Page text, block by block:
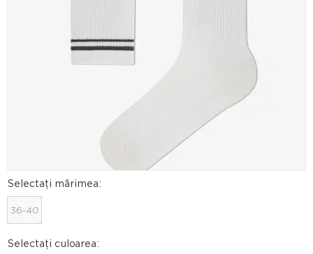
Selectați mărimea:
36-40
Selectați culoarea: